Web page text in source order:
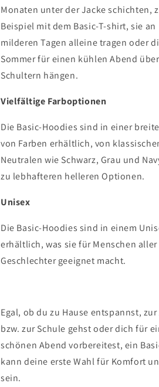
Monaten unter der Jacke schichten,
Beispiel mit dem Basic-T-shirt, sie an
milderen Tagen alleine tragen oder
Sommer für einen kühlen Abend
Schultern hängen.
Vielfältige Farboptionen
Die Basic-Hoodies sind in einer
von Farben erhältlich, von
Neutralen wie Schwarz, Grau und
zu lebhafteren helleren Optionen.
Unisex
Die Basic-Hoodies sind in einem
erhältlich, was sie für Menschen aller
Geschlechter geeignet macht.
Egal, ob du zu Hause entspannst,
bzw. zur Schule gehst oder dich für
schönen Abend vorbereitest, ein
kann deine erste Wahl für Komfort
sein.